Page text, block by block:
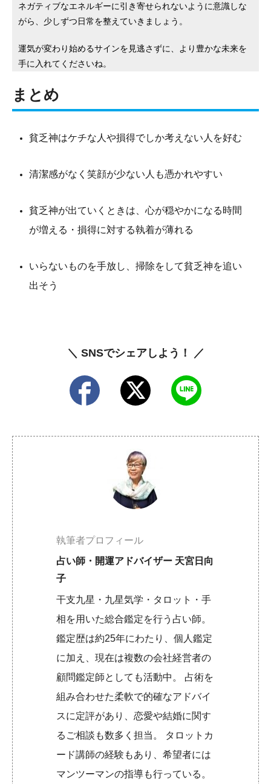
ネガティブなエネルギーに引き寄せられないように意識しな
がら、少しずつ日常を整えていきましょう。
運気が変わり始めるサインを見逃さずに、より豊かな未来を
手に入れてくださいね。
まとめ
貧乏神はケチな人や損得でしか考えない人を好む
清潔感がなく笑顔が少ない人も憑かれやすい
貧乏神が出ていくときは、心が穏やかになる時間
が増える・損得に対する執着が薄れる
いらないものを手放し、掃除をして貧乏神を追い
出そう
＼ SNSでシェアしよう！ ／
執筆者プロフィール
占い師・開運アドバイザー 天宮日向
子
干支九星・九星気学・タロット・手
相を用いた総合鑑定を行う占い師。
鑑定歴は約25年にわたり、個人鑑定
に加え、現在は複数の会社経営者の
顧問鑑定師としても活動中。 占術を
組み合わせた柔軟で的確なアドバイ
スに定評があり、恋愛や結婚に関す
るご相談も数多く担当。 タロットカ
ード講師の経験もあり、希望者には
マンツーマンの指導も行っている。